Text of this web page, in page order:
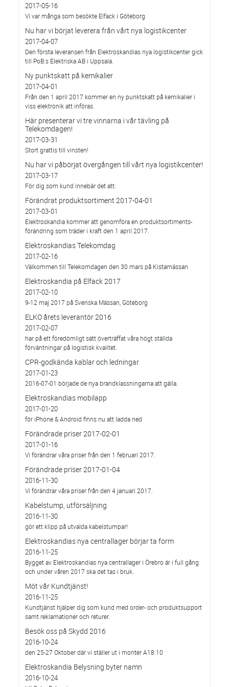
2017-05-16
Vi var många som besökte Elfack i Göteborg
Nu har vi börjat leverera från vårt nya logistikcenter
2017-04-07
Den första leveransen från Elektroskandias nya logistikcenter gick
till PoB:s Elektriska AB i Uppsala.
Ny punktskatt på kemikalier
2017-04-01
Från den 1 april 2017 kommer en ny punktskatt på kemikalier i
viss elektronik att införas.
Här presenterar vi tre vinnarna i vår tävling på
Telekomdagen!
2017-03-31
Stort grattis till vinsten!
Nu har vi påbörjat övergången till vårt nya logistikcenter!
2017-03-17
För dig som kund innebär det att:
Förändrat produktsortiment 2017-04-01
2017-03-01
Elektroskandia kommer att genomföra en produktsortiments-
förändring som träder i kraft den 1 april 2017.
Elektroskandias Telekomdag
2017-02-16
Välkommen till Telekomdagen den 30 mars på Kistamässan
Elektroskandia på Elfack 2017
2017-02-10
9-12 maj 2017 på Svenska Mässan, Göteborg
ELKO årets leverantör 2016
2017-02-07
har på ett föredömligt sätt överträffat våra högt ställda
förväntningar på logistisk kvalitet.
CPR-godkända kablar och ledningar
2017-01-23
2016-07-01 började de nya brandklassningarna att gälla.
Elektroskandias mobilapp
2017-01-20
för iPhone & Android finns nu att ladda ned
Förändrade priser 2017-02-01
2017-01-16
Vi förändrar våra priser från den 1 februari 2017.
Förändrade priser 2017-01-04
2016-11-30
Vi förändrar våra priser från den 4 januari 2017.
Kabelstump, utförsäljning
2016-11-30
gör ett klipp på utvalda kabelstumpar!
Elektroskandias nya centrallager börjar ta form
2016-11-25
Bygget av Elektroskandias nya centrallager i Örebro är i full gång
och under våren 2017 ska det tas i bruk.
Möt vår Kundtjänst!
2016-11-25
Kundtjänst hjälper dig som kund med order- och produktsupport
samt reklamationer och returer.
Besök oss på Skydd 2016
2016-10-24
den 25-27 Oktober där vi ställer ut i monter A18:10
Elektroskandia Belysning byter namn
2016-10-24